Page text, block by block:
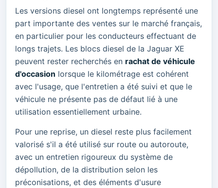
Les versions diesel ont longtemps représenté une
part importante des ventes sur le marché français,
en particulier pour les conducteurs effectuant de
longs trajets. Les blocs diesel de la Jaguar XE
peuvent rester recherchés en rachat de véhicule
d'occasion lorsque le kilométrage est cohérent
avec l'usage, que l'entretien a été suivi et que le
véhicule ne présente pas de défaut lié à une
utilisation essentiellement urbaine.
Pour une reprise, un diesel reste plus facilement
valorisé s'il a été utilisé sur route ou autoroute,
avec un entretien rigoureux du système de
dépollution, de la distribution selon les
préconisations, et des éléments d'usure